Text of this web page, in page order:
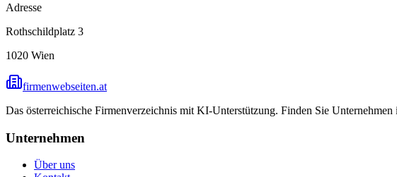
Adresse
Rothschildplatz 3
1020 Wien
firmenwebseiten.at
Das österreichische Firmenverzeichnis mit KI-Unterstützung. Finden Sie Unternehmen
Unternehmen
Über uns